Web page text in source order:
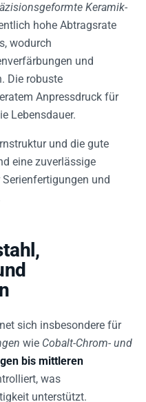
Keramik-
hohe Abtragsrate
wodurch
und
Die robuste
Anpressdruck für
Lebensdauer.
und die gute
eine zuverlässige
und
sich insbesondere für
wie Cobalt-Chrom- und
bis mittleren
was
unterstützt.